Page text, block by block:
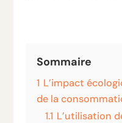
Sommaire
1 L’impact
de la
1.1 L’utilisation